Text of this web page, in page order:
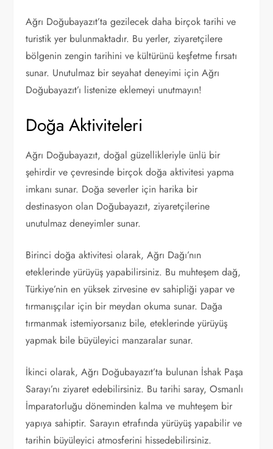
Ağrı Doğubayazıt’ta gezilecek daha birçok tarihi ve
turistik yer bulunmaktadır. Bu yerler, ziyaretçilere
bölgenin zengin tarihini ve kültürünü keşfetme fırsatı
sunar. Unutulmaz bir seyahat deneyimi için Ağrı
Doğubayazıt’ı listenize eklemeyi unutmayın!
Doğa Aktiviteleri
Ağrı Doğubayazıt, doğal güzellikleriyle ünlü bir
şehirdir ve çevresinde birçok doğa aktivitesi yapma
imkanı sunar. Doğa severler için harika bir
destinasyon olan Doğubayazıt, ziyaretçilerine
unutulmaz deneyimler sunar.
Birinci doğa aktivitesi olarak, Ağrı Dağı’nın
eteklerinde yürüyüş yapabilirsiniz. Bu muhteşem dağ,
Türkiye’nin en yüksek zirvesine ev sahipliği yapar ve
tırmanışçılar için bir meydan okuma sunar. Dağa
tırmanmak istemiyorsanız bile, eteklerinde yürüyüş
yapmak bile büyüleyici manzaralar sunar.
İkinci olarak, Ağrı Doğubayazıt’ta bulunan İshak Paşa
Sarayı’nı ziyaret edebilirsiniz. Bu tarihi saray, Osmanlı
İmparatorluğu döneminden kalma ve muhteşem bir
yapıya sahiptir. Sarayın etrafında yürüyüş yapabilir ve
tarihin büyüleyici atmosferini hissedebilirsiniz.